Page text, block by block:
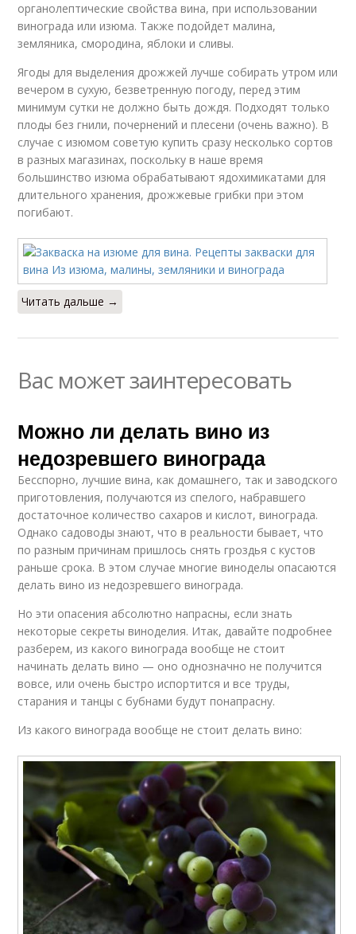
органолептические свойства вина, при использовании
винограда или изюма. Также подойдет малина,
земляника, смородина, яблоки и сливы.
Ягоды для выделения дрожжей лучше собирать утром или
вечером в сухую, безветренную погоду, перед этим
минимум сутки не должно быть дождя. Подходят только
плоды без гнили, почернений и плесени (очень важно). В
случае с изюмом советую купить сразу несколько сортов
в разных магазинах, поскольку в наше время
большинство изюма обрабатывают ядохимикатами для
длительного хранения, дрожжевые грибки при этом
погибают.
Читать дальше →
Вас может заинтересовать
Можно ли делать вино из
недозревшего винограда
Бесспорно, лучшие вина, как домашнего, так и заводского
приготовления, получаются из спелого, набравшего
достаточное количество сахаров и кислот, винограда.
Однако садоводы знают, что в реальности бывает, что
по разным причинам пришлось снять гроздья с кустов
раньше срока. В этом случае многие виноделы опасаются
делать вино из недозревшего винограда.
Но эти опасения абсолютно напрасны, если знать
некоторые секреты виноделия. Итак, давайте подробнее
разберем, из какого винограда вообще не стоит
начинать делать вино — оно однозначно не получится
вовсе, или очень быстро испортится и все труды,
старания и танцы с бубнами будут понапрасну.
Из какого винограда вообще не стоит делать вино: